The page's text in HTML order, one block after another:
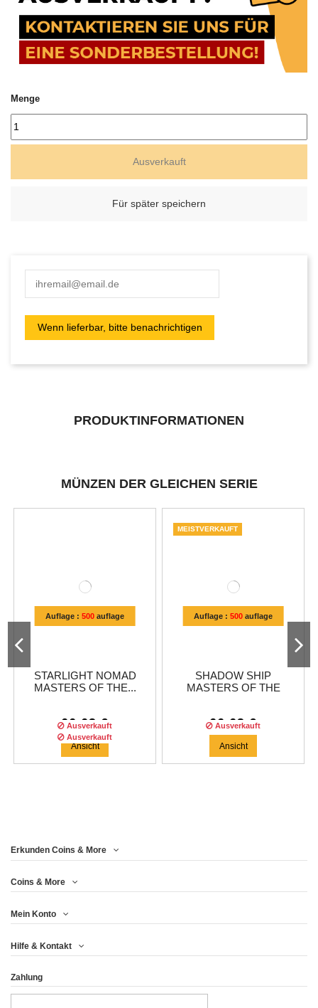
Menge
Ausverkauft
Für später speichern
PRODUKTINFORMATIONEN
MÜNZEN DER GLEICHEN SERIE
Auflage : 500auflage
STARLIGHT NOMAD
MASTERS OF THE...
66,63 €
Ausverkauft
Ansicht
Auflage : 500auflage
MEISTVERKAUFT
SHADOW SHIP
MASTERS OF THE
66,63 €
Ausverkauft
Ansicht
Auflage :
OF THE SEAS...
66,63 €
Ausverkauft
Erkunden Coins & More
Coins & More
Mein Konto
Hilfe & Kontakt
Zahlung